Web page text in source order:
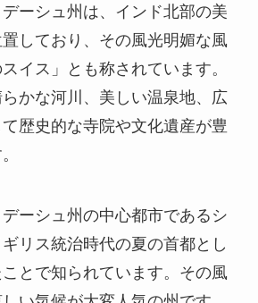
ーシュ州は、インド北部の美
しており、その風光明媚な風
イス」とも称されています。
かな河川、美しい温泉地、広
歴史的な寺院や文化遺産が豊
ーシュ州の中心都市であるシ
リス統治時代の夏の首都とし
とで知られています。その風